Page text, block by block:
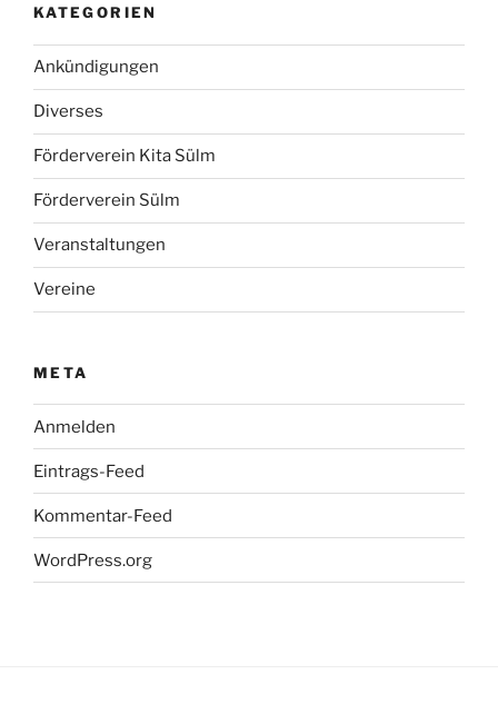
KATEGORIEN
Ankündigungen
Diverses
Förderverein Kita Sülm
Förderverein Sülm
Veranstaltungen
Vereine
META
Anmelden
Eintrags-Feed
Kommentar-Feed
WordPress.org